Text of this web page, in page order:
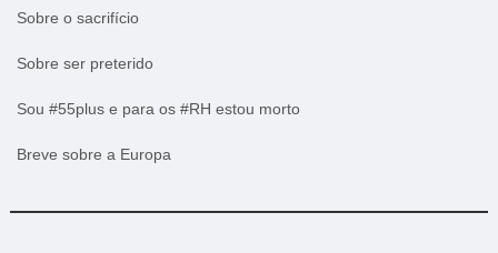
Sobre o sacrifício
Sobre ser preterido
Sou #55plus e para os #RH estou morto
Breve sobre a Europa